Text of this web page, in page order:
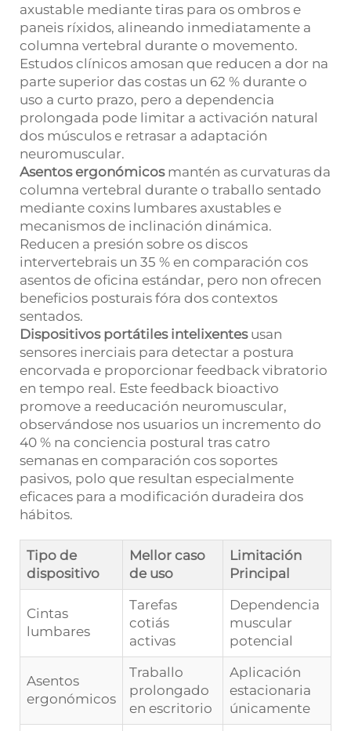
axustable mediante tiras para os ombros e
paneis ríxidos, alineando inmediatamente a
columna vertebral durante o movemento.
Estudos clínicos amosan que reducen a dor na
parte superior das costas un 62 % durante o
uso a curto prazo, pero a dependencia
prolongada pode limitar a activación natural
dos músculos e retrasar a adaptación
neuromuscular.
Asentos ergonómicos mantén as curvaturas da
columna vertebral durante o traballo sentado
mediante coxins lumbares axustables e
mecanismos de inclinación dinámica.
Reducen a presión sobre os discos
intervertebrais un 35 % en comparación cos
asentos de oficina estándar, pero non ofrecen
beneficios posturais fóra dos contextos
sentados.
Dispositivos portátiles intelixentes usan
sensores inerciais para detectar a postura
encorvada e proporcionar feedback vibratorio
en tempo real. Este feedback bioactivo
promove a reeducación neuromuscular,
observándose nos usuarios un incremento do
40 % na conciencia postural tras catro
semanas en comparación cos soportes
pasivos, polo que resultan especialmente
eficaces para a modificación duradeira dos
hábitos.
Tipo de
dispositivo
Mellor caso
de uso
Limitación
Principal
Cintas
lumbares
Tarefas
cotiás
activas
Dependencia
muscular
potencial
Asentos
ergonómicos
Traballo
prolongado
en escritorio
Aplicación
estacionaria
únicamente